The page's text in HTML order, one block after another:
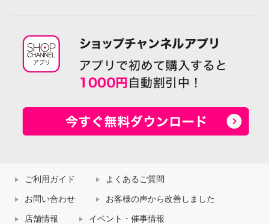
ご利用ガイド よくあるご質問
お問い合わせ お客様の声から改善しました
店舗情報 イベント・催事情報